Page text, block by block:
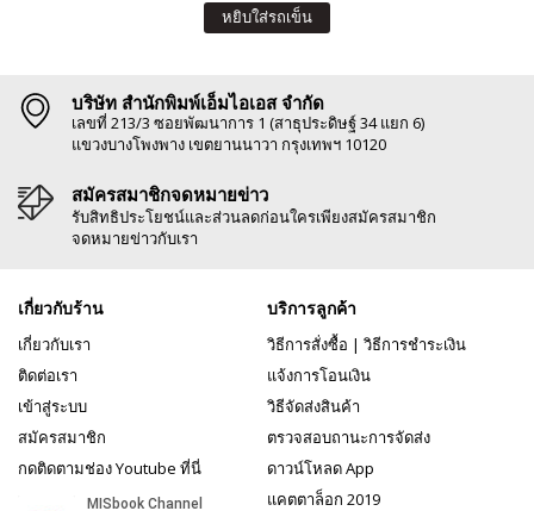
หยิบใส่รถเข็น
บริษัท สำนักพิมพ์เอ็มไอเอส จำกัด
เลขที่ 213/3 ซอยพัฒนาการ 1 (สาธุประดิษฐ์ 34 แยก 6)
แขวงบางโพงพาง เขตยานนาวา กรุงเทพฯ 10120
สมัครสมาชิกจดหมายข่าว
รับสิทธิประโยชน์และส่วนลดก่อนใครเพียงสมัครสมาชิก
จดหมายข่าวกับเรา
เกี่ยวกับร้าน
เกี่ยวกับเรา
ติดต่อเรา
เข้าสู่ระบบ
สมัครสมาชิก
กดติดตามช่อง Youtube ที่นี่
บริการลูกค้า
วิธีการสั่งซื้อ | วิธีการชำระเงิน
แจ้งการโอนเงิน
วิธีจัดส่งสินค้า
ตรวจสอบถานะการจัดส่ง
ดาวน์โหลด App
แคตตาล็อก 2019